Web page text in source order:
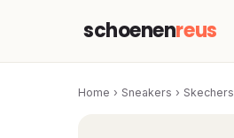
schoenenreus
Home › Sneakers › Skechers